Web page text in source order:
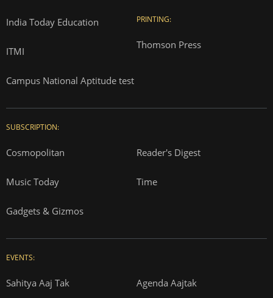
India Today Education
ITMI
Campus National Aptitude test
PRINTING:
Thomson Press
SUBSCRIPTION:
Cosmopolitan Reader's Digest
Music Today Time
Gadgets & Gizmos
EVENTS:
Sahitya Aaj Tak Agenda Aajtak